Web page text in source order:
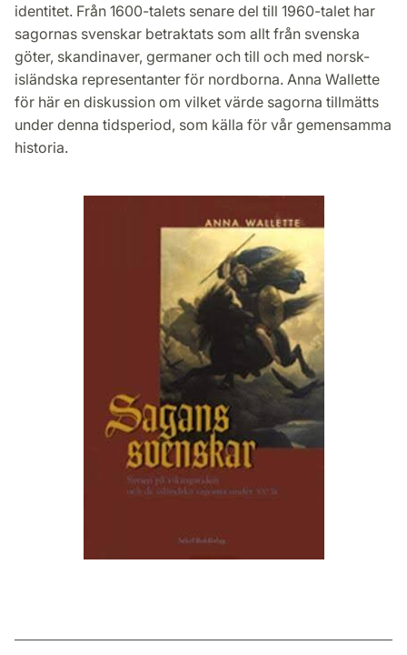
identitet. Från 1600-talets senare del till 1960-talet har
sagornas svenskar betraktats som allt från svenska
göter, skandinaver, germaner och till och med norsk-
isländska representanter för nordborna. Anna Wallette
för här en diskussion om vilket värde sagorna tillmätts
under denna tidsperiod, som källa för vår gemensamma
historia.